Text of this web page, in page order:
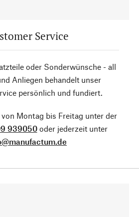
Service
oder Sonderwünsche - all
Anliegen behandelt unser
persönlich und fundiert.
Montag bis Freitag unter der
939050oder jederzeit unter